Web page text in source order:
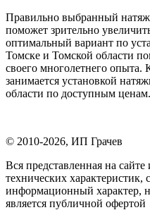
Правильно выбранный
поможет зрительно
оптимальный вариант по
Томске и Томской области
своего многолетнего
занимается установкой
области по доступным ценам.
© 2010-2026, ИП Грачев
Вся представленная на
технических характеристик,
информационный характер,
является публичной офертой